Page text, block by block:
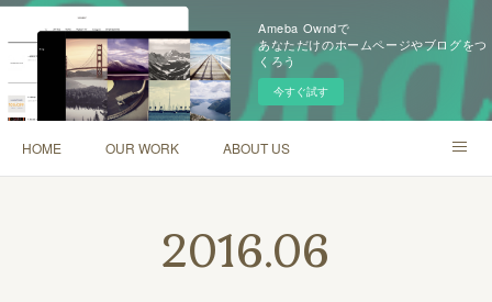
Ameba Owndで
あなただけのホームページやブログをつ
くろう
今すぐ試す
HOME OUR WORK ABOUT US
2016.06